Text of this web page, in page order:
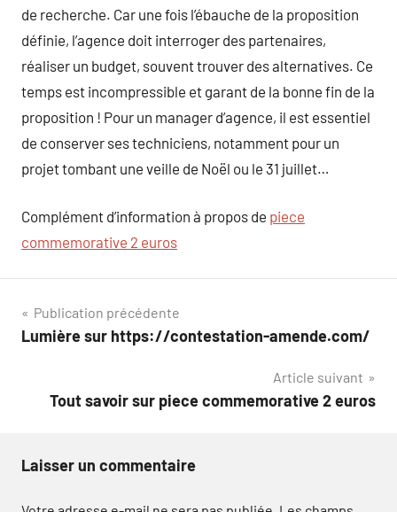
de recherche. Car une fois l’ébauche de la proposition
définie, l’agence doit interroger des partenaires,
réaliser un budget, souvent trouver des alternatives. Ce
temps est incompressible et garant de la bonne fin de la
proposition ! Pour un manager d’agence, il est essentiel
de conserver ses techniciens, notamment pour un
projet tombant une veille de Noël ou le 31 juillet…
Complément d’information à propos de piece
commemorative 2 euros
Navigation
de
Publication précédente
Lumière sur https://contestation-amende.com/
Article suivant
Tout savoir sur piece commemorative 2 euros
Laisser un commentaire